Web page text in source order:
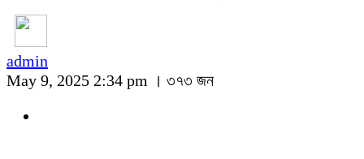
admin
May 9, 2025 2:34 pm । ৩৭৩ জন